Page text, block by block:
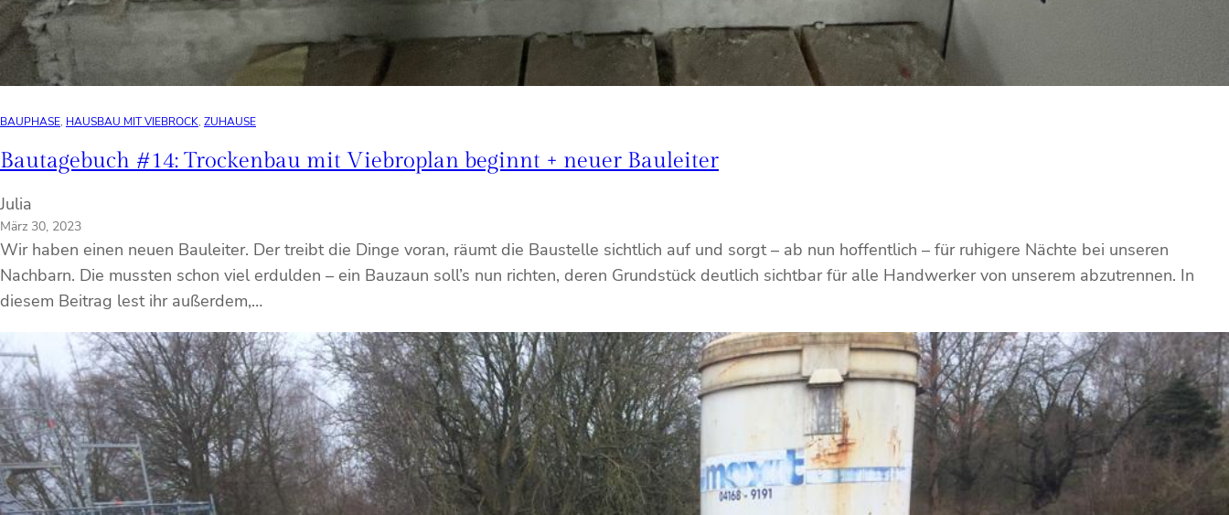
BAUPHASE, HAUSBAU MIT VIEBROCK, ZUHAUSE
Bautagebuch #14: Trockenbau mit Viebroplan beginnt + neuer Bauleiter
Julia
März 30, 2023
Wir haben einen neuen Bauleiter. Der treibt die Dinge voran, räumt die Baustelle sichtlich auf und sorgt – ab nun hoffentlich – für ruhigere Nächte bei unseren
Nachbarn. Die mussten schon viel erdulden – ein Bauzaun soll’s nun richten, deren Grundstück deutlich sichtbar für alle Handwerker von unserem abzutrennen. In
diesem Beitrag lest ihr außerdem,…